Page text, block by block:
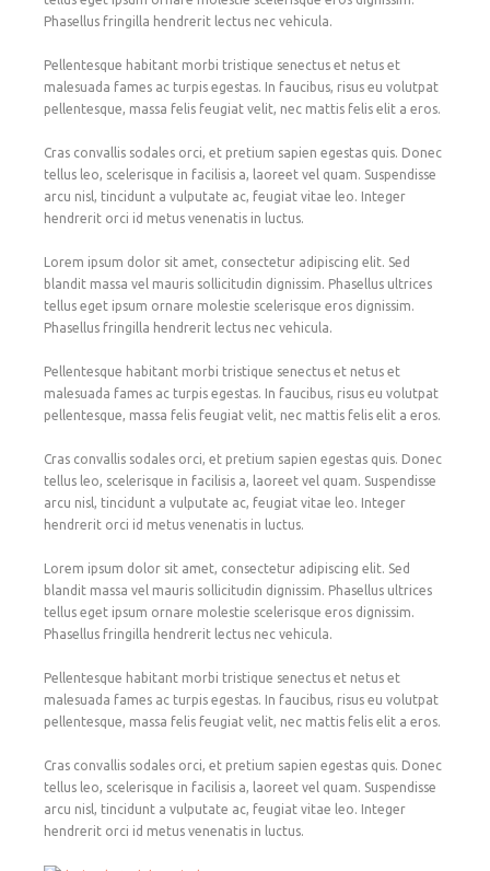
Phasellus fringilla hendrerit lectus nec vehicula.
Pellentesque habitant morbi tristique senectus et netus et
malesuada fames ac turpis egestas. In faucibus, risus eu volutpat
pellentesque, massa felis feugiat velit, nec mattis felis elit a eros.
Cras convallis sodales orci, et pretium sapien egestas quis. Donec
tellus leo, scelerisque in facilisis a, laoreet vel quam. Suspendisse
arcu nisl, tincidunt a vulputate ac, feugiat vitae leo. Integer
hendrerit orci id metus venenatis in luctus.
Lorem ipsum dolor sit amet, consectetur adipiscing elit. Sed
blandit massa vel mauris sollicitudin dignissim. Phasellus ultrices
tellus eget ipsum ornare molestie scelerisque eros dignissim.
Phasellus fringilla hendrerit lectus nec vehicula.
Pellentesque habitant morbi tristique senectus et netus et
malesuada fames ac turpis egestas. In faucibus, risus eu volutpat
pellentesque, massa felis feugiat velit, nec mattis felis elit a eros.
Cras convallis sodales orci, et pretium sapien egestas quis. Donec
tellus leo, scelerisque in facilisis a, laoreet vel quam. Suspendisse
arcu nisl, tincidunt a vulputate ac, feugiat vitae leo. Integer
hendrerit orci id metus venenatis in luctus.
Lorem ipsum dolor sit amet, consectetur adipiscing elit. Sed
blandit massa vel mauris sollicitudin dignissim. Phasellus ultrices
tellus eget ipsum ornare molestie scelerisque eros dignissim.
Phasellus fringilla hendrerit lectus nec vehicula.
Pellentesque habitant morbi tristique senectus et netus et
malesuada fames ac turpis egestas. In faucibus, risus eu volutpat
pellentesque, massa felis feugiat velit, nec mattis felis elit a eros.
Cras convallis sodales orci, et pretium sapien egestas quis. Donec
tellus leo, scelerisque in facilisis a, laoreet vel quam. Suspendisse
arcu nisl, tincidunt a vulputate ac, feugiat vitae leo. Integer
hendrerit orci id metus venenatis in luctus.